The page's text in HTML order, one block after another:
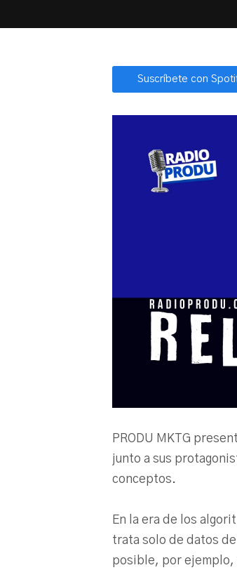
Suscríbete con
PRODU MKTG
junto a sus
conceptos.
En la era de los
trata solo de datos
posible, por ejemplo,